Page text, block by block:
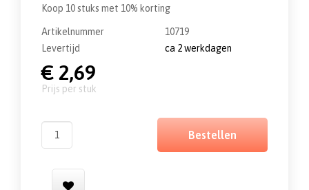
Koop 10 stuks met 10% korting
Artikelnummer
10719
Levertijd
ca 2 werkdagen
€ 2,69
prijs per stuk
Bestellen